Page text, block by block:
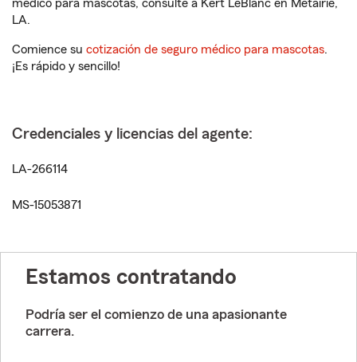
médico para mascotas, consulte a Kert LeBlanc en Metairie,
LA.
Comience su cotización de seguro médico para mascotas.
¡Es rápido y sencillo!
Credenciales y licencias del agente:
LA-266114
MS-15053871
Estamos contratando
Podría ser el comienzo de una apasionante
carrera.